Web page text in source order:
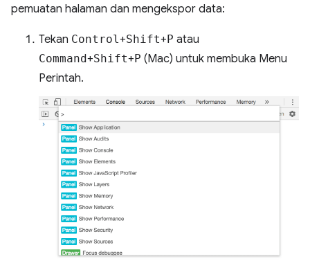
pemuatan halaman dan mengekspor data:
Tekan Control +Shift+P atau
Command+Shift+P (Mac) untuk membuka Menu
Perintah.